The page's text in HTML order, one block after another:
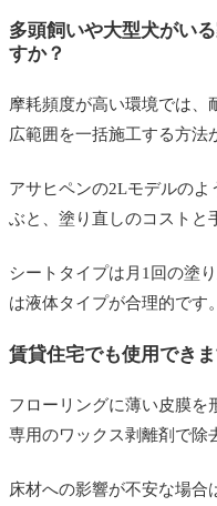
多頭飼いや大型犬がい
すか？
摩耗頻度が高い環境では、
広範囲を一括施工する方法
アサヒペンの2Lモデルの
ぶと、塗り直しのコストと
シートタイプは月1回の塗
は液体タイプが合理的です。
賃貸住宅でも使用できま
フローリングに薄い皮膜を
専用のワックス剥離剤で除
床材への影響が不安な場合